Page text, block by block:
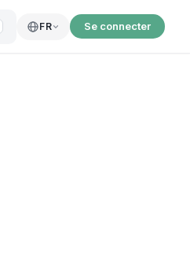
FR Se connecter